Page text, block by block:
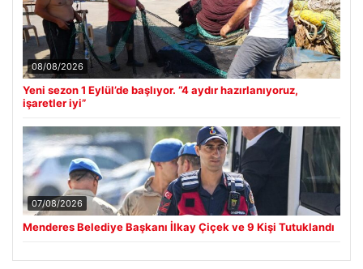
08/08/2026
Yeni sezon 1 Eylül’de başlıyor. “4 aydır hazırlanıyoruz,
işaretler iyi”
07/08/2026
Menderes Belediye Başkanı İlkay Çiçek ve 9 Kişi Tutuklandı